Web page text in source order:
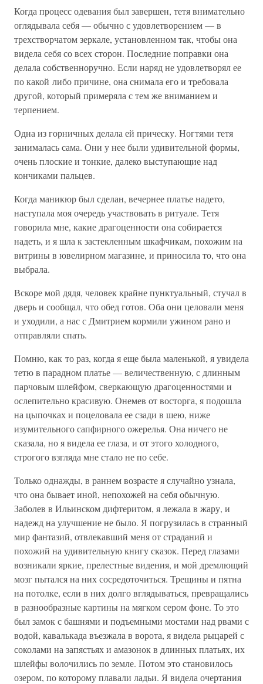
Когда процесс одевания был завершен, тетя внимательно
оглядывала себя — обычно с удовлетворением — в
трехстворчатом зеркале, установленном так, чтобы она
видела себя со всех сторон. Последние поправки она
делала собственноручно. Если наряд не удовлетворял ее
по какой либо причине, она снимала его и требовала
другой, который примеряла с тем же вниманием и
терпением.
Одна из горничных делала ей прическу. Ногтями тетя
занималась сама. Они у нее были удивительной формы,
очень плоские и тонкие, далеко выступающие над
кончиками пальцев.
Когда маникюр был сделан, вечернее платье надето,
наступала моя очередь участвовать в ритуале. Тетя
говорила мне, какие драгоценности она собирается
надеть, и я шла к застекленным шкафчикам, похожим на
витрины в ювелирном магазине, и приносила то, что она
выбрала.
Вскоре мой дядя, человек крайне пунктуальный, стучал в
дверь и сообщал, что обед готов. Оба они целовали меня
и уходили, а нас с Дмитрием кормили ужином рано и
отправляли спать.
Помню, как то раз, когда я еще была маленькой, я увидела
тетю в парадном платье — величественную, с длинным
парчовым шлейфом, сверкающую драгоценностями и
ослепительно красивую. Онемев от восторга, я подошла
на цыпочках и поцеловала ее сзади в шею, ниже
изумительного сапфирного ожерелья. Она ничего не
сказала, но я видела ее глаза, и от этого холодного,
строгого взгляда мне стало не по себе.
Только однажды, в раннем возрасте я случайно узнала,
что она бывает иной, непохожей на себя обычную.
Заболев в Ильинском дифтеритом, я лежала в жару, и
надежд на улучшение не было. Я погрузилась в странный
мир фантазий, отвлекавший меня от страданий и
похожий на удивительную книгу сказок. Перед глазами
возникали яркие, прелестные видения, и мой дремлющий
мозг пытался на них сосредоточиться. Трещины и пятна
на потолке, если в них долго вглядываться, превращались
в разнообразные картины на мягком сером фоне. То это
был замок с башнями и подъемными мостами над рвами с
водой, кавалькада въезжала в ворота, я видела рыцарей с
соколами на запястьях и амазонок в длинных платьях, их
шлейфы волочились по земле. Потом это становилось
озером, по которому плавали ладьи. Я видела очертания